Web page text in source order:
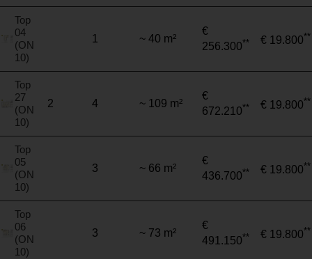
Top
04
(ON
10)
1 ~ 40 m²
€
256.300** € 19.800**
Top
27
(ON
10)
2 4 ~ 109 m²
€
672.210** € 19.800**
Top
05
(ON
10)
3 ~ 66 m²
€
436.700** € 19.800**
Top
06
(ON
10)
3 ~ 73 m²
€
491.150** € 19.800**